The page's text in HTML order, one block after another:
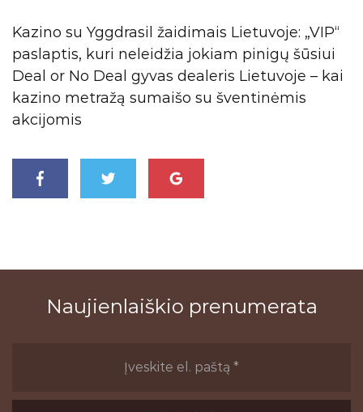
Kazino su Yggdrasil žaidimais Lietuvoje: „VIP“
paslaptis, kuri neleidžia jokiam pinigų šūsiui
Deal or No Deal gyvas dealeris Lietuvoje – kai
kazino metražą sumaišo su šventinėmis
akcijomis
Naujienlaiškio prenumerata